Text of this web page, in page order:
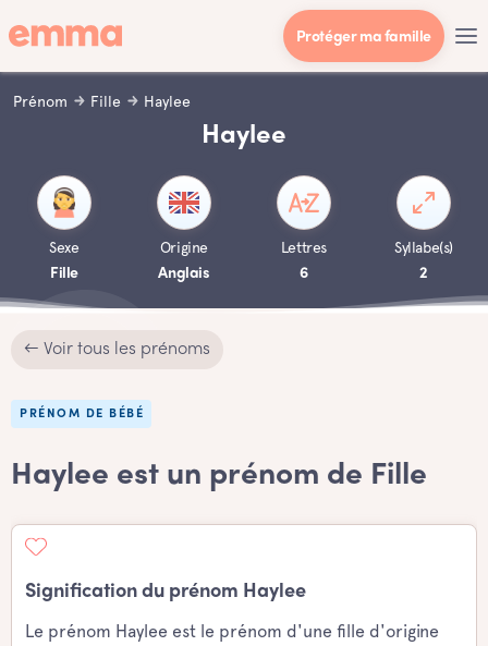
Protéger ma famille
Prénom Fille Haylee
Haylee
Sexe
Fille
Origine
Anglais
Lettres
6
Syllabe(s)
2
← Voir tous les prénoms
PRÉNOM DE BÉBÉ
Haylee est un prénom de Fille
Signification du prénom Haylee
Le prénom Haylee est le prénom d'une fille d'origine